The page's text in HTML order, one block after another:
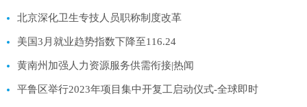
北京深化卫生专技人员职称制度改革
美国3月就业趋势指数下降至116.24
黄南州加强人力资源服务供需衔接|热闻
平鲁区举行2023年项目集中开复工启动仪式-全球即时